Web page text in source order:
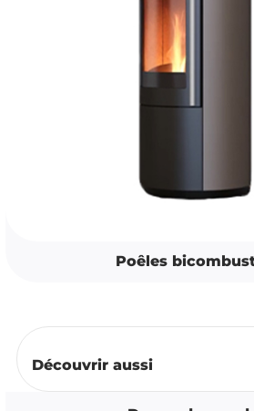
Poêles
Découvrir aussi